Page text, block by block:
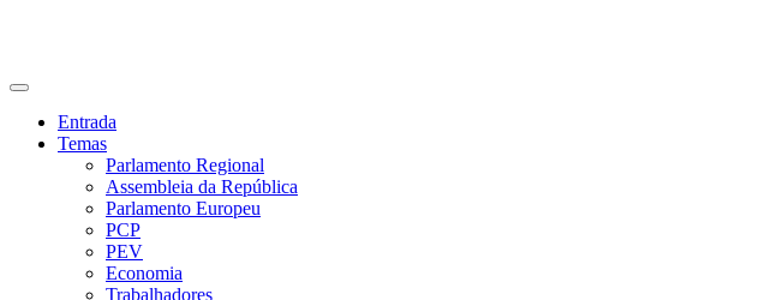
Entrada
Temas
Parlamento Regional
Assembleia da República
Parlamento Europeu
PCP
PEV
Economia
Trabalhadores